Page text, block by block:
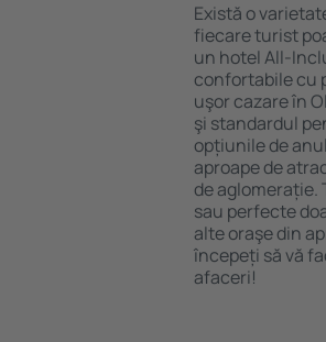
Există o
fiecare turist
un hotel All-
confortabile cu
uşor cazare în
şi standardul
opțiunile de
aproape de
de aglomerație.
sau perfecte
alte oraşe din
începeți să vă
afaceri!